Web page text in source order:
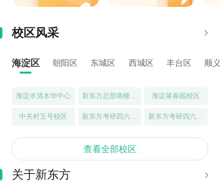
校区风采
海淀区 朝阳区 东城区 西城区 丰台区 顺
海淀水清木华中心 海淀展春园校区
中关村五号校区 新东方考研四六级（魏公村校区） 新东方考研四六级（知春路校区）
查看全部校区
关于新东方